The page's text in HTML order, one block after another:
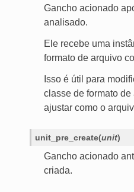
Gancho acionado
analisado.
Ele recebe uma
formato de arquivo
Isso é útil para
classe de formato
ajustar como o
unit_pre_create(unit)
Gancho acionado
criada.